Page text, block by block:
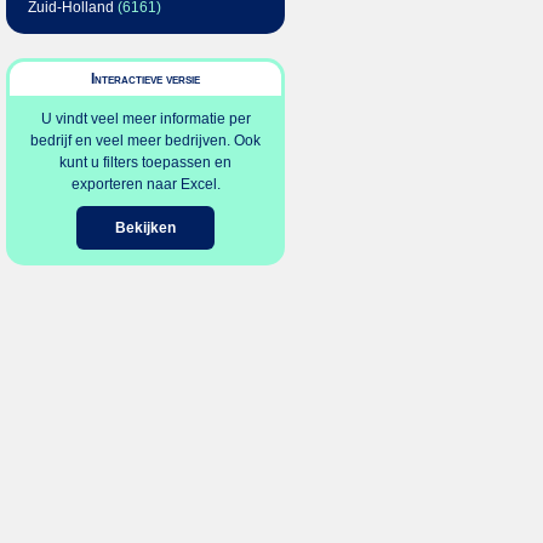
Zuid-Holland (6161)
Interactieve versie
U vindt veel meer informatie per
bedrijf en veel meer bedrijven. Ook
kunt u filters toepassen en
exporteren naar Excel.
Bekijken